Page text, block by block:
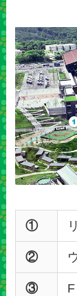
①
②
③